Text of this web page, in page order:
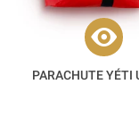
PARACHUTE YÉTI